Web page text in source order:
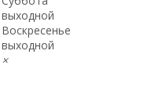
выходной
Воскресенье
выходной
×